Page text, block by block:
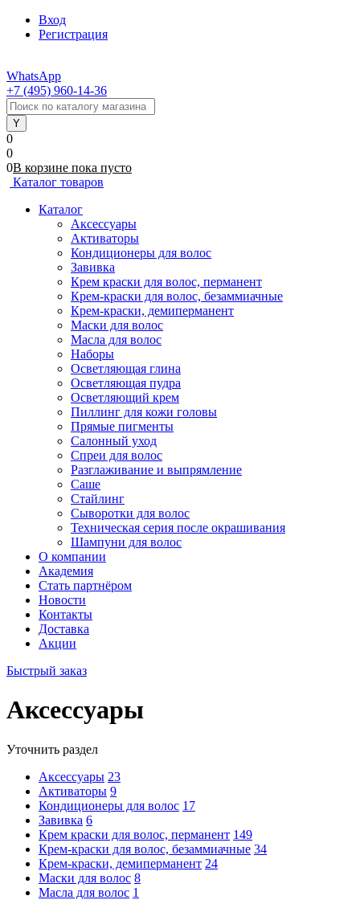
Вход
Регистрация
WhatsApp
+7 (495) 960-14-36
0
0
0В корзине пока пусто
Каталог товаров
Каталог
Аксессуары
Активаторы
Кондиционеры для волос
Завивка
Крем краски для волос, перманент
Крем-краски для волос, безаммиачные
Крем-краски, демиперманент
Маски для волос
Масла для волос
Наборы
Осветляющая глина
Осветляющая пудра
Осветляющий крем
Пиллинг для кожи головы
Прямые пигменты
Салонный уход
Спреи для волос
Разглаживание и выпрямление
Саше
Стайлинг
Сыворотки для волос
Техническая серия после окрашивания
Шампуни для волос
О компании
Академия
Стать партнёром
Новости
Контакты
Доставка
Акции
Быстрый заказ
Аксессуары
Уточнить раздел
Аксессуары 23
Активаторы 9
Кондиционеры для волос 17
Завивка 6
Крем краски для волос, перманент 149
Крем-краски для волос, безаммиачные 34
Крем-краски, демиперманент 24
Маски для волос 8
Масла для волос 1